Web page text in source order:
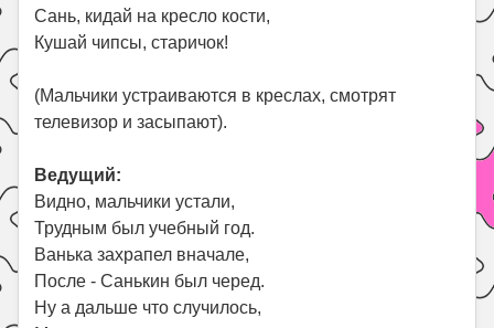
Сань, кидай на кресло кости,
Кушай чипсы, старичок!
(Мальчики устраиваются в креслах, смотрят
телевизор и засыпают).
Ведущий:
Видно, мальчики устали,
Трудным был учебный год.
Ванька захрапел вначале,
После - Санькин был черед.
Ну а дальше что случилось,